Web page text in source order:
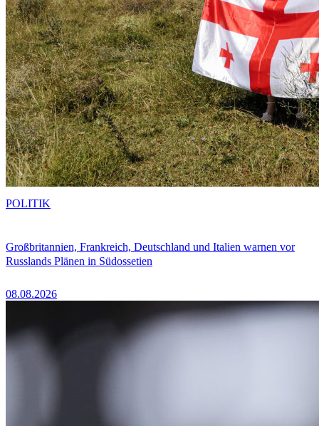
Großbritannien, Frankreich, Deutschland und Italien warnen vor
Russlands Plänen in Südossetien
08.08.2026
POLITIK